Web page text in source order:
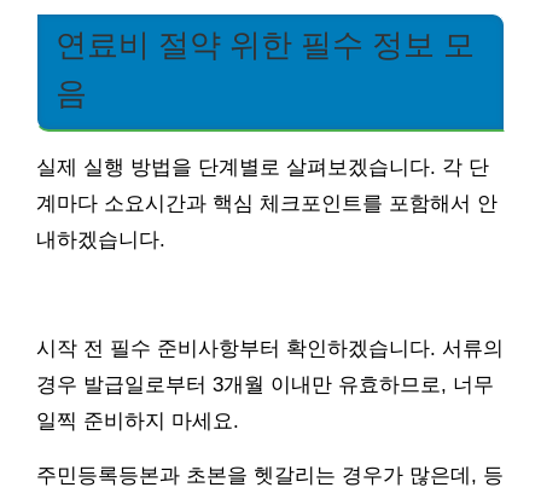
연료비 절약 위한 필수 정보 모
음
실제 실행 방법을 단계별로 살펴보겠습니다. 각 단
계마다 소요시간과 핵심 체크포인트를 포함해서 안
내하겠습니다.
시작 전 필수 준비사항부터 확인하겠습니다. 서류의
경우 발급일로부터 3개월 이내만 유효하므로, 너무
일찍 준비하지 마세요.
주민등록등본과 초본을 헷갈리는 경우가 많은데, 등